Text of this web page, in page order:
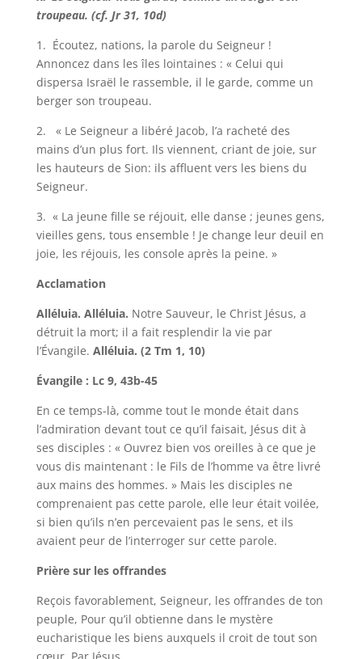
troupeau. (cf. Jr 31, 10d)
1. Écoutez, nations, la parole du Seigneur !
Annoncez dans les îles lointaines : « Celui qui
dispersa Israël le rassemble, il le garde, comme un
berger son troupeau.
2. « Le Seigneur a libéré Jacob, l’a racheté des
mains d’un plus fort. Ils viennent, criant de joie, sur
les hauteurs de Sion: ils affluent vers les biens du
Seigneur.
3. « La jeune fille se réjouit, elle danse ; jeunes gens,
vieilles gens, tous ensemble ! Je change leur deuil en
joie, les réjouis, les console après la peine. »
Acclamation
Alléluia. Alléluia. Notre Sauveur, le Christ Jésus, a
détruit la mort; il a fait resplendir la vie par
l’Évangile. Alléluia. (2 Tm 1, 10)
Évangile : Lc 9, 43b-45
En ce temps-là, comme tout le monde était dans
l’admiration devant tout ce qu’il faisait, Jésus dit à
ses disciples : « Ouvrez bien vos oreilles à ce que je
vous dis maintenant : le Fils de l’homme va être livré
aux mains des hommes. » Mais les disciples ne
comprenaient pas cette parole, elle leur était voilée,
si bien qu’ils n’en percevaient pas le sens, et ils
avaient peur de l’interroger sur cette parole.
Prière sur les offrandes
Reçois favorablement, Seigneur, les offrandes de ton
peuple, Pour qu’il obtienne dans le mystère
eucharistique les biens auxquels il croit de tout son